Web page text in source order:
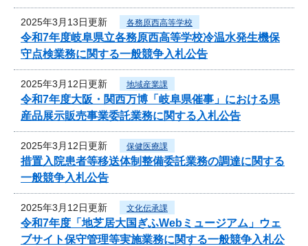
2025年3月13日更新 各務原西高等学校
令和7年度岐阜県立各務原西高等学校冷温水発生機保
守点検業務に関する一般競争入札公告
2025年3月12日更新 地域産業課
令和7年度大阪・関西万博「岐阜県催事」における県
産品展示販売事業委託業務に関する入札公告
2025年3月12日更新 保健医療課
措置入院患者等移送体制整備委託業務の調達に関する
一般競争入札公告
2025年3月12日更新 文化伝承課
令和7年度「地芝居大国ぎふWebミュージアム」ウェ
ブサイト保守管理等実施業務に関する一般競争入札公